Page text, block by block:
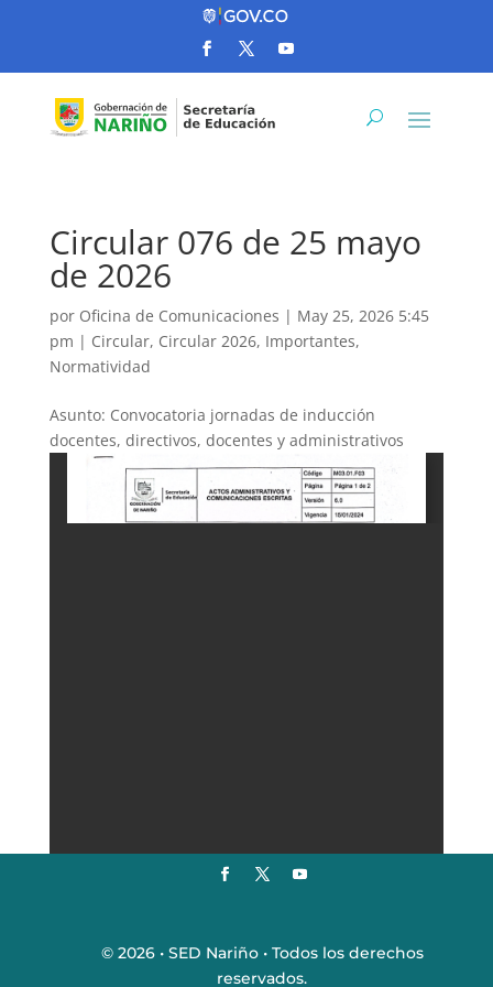
Circular 076 de 25 mayo
de 2026
por Oficina de Comunicaciones | May 25, 2026 5:45
pm | Circular, Circular 2026, Importantes,
Normatividad
Asunto: Convocatoria jornadas de inducción
docentes, directivos, docentes y administrativos
© 2026 • SED Nariño • Todos los derechos
reservados.